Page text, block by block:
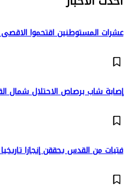
عشرات المستوطنين اقتحموا
إصابة شاب برصاص الاحتلال شمال
فتيات من القدس يحققن إنجازا